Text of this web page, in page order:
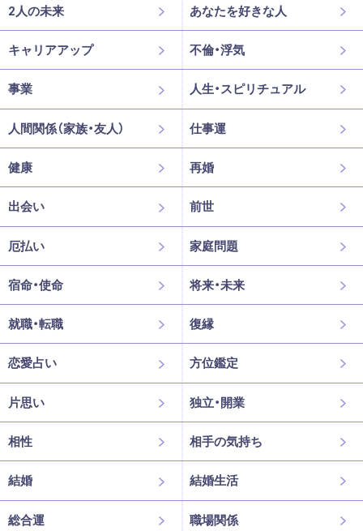
2人の未来 あなたを好きな人
キャリアアップ 不倫・浮気
事業 人生・スピリチュアル
人間関係（家族・友人） 仕事運
健康 再婚
出会い 前世
厄払い 家庭問題
宿命・使命 将来・未来
就職・転職 復縁
恋愛占い 方位鑑定
片思い 独立・開業
相性 相手の気持ち
結婚 結婚生活
総合運 職場関係